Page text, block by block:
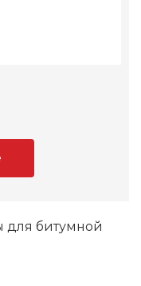
для битумной